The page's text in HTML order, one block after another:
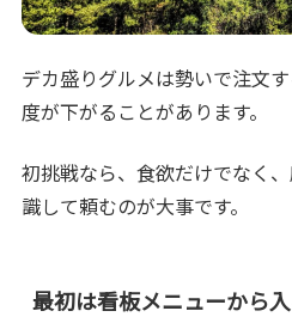
デカ盛りグルメは勢いで注文
度が下がることがあります。
初挑戦なら、食欲だけでなく
識して頼むのが大事です。
最初は看板メニューから